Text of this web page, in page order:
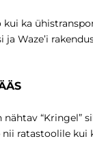
ka
Waze’i
“Kringel”
ratastoolile kui